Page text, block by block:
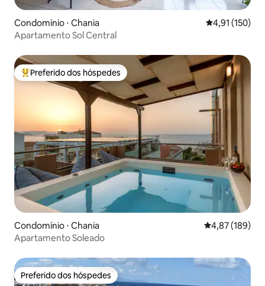
Condomínio ⋅ Chania 4,91 de uma
4,91 (150)
Apartamento Sol Central
Entre os melhores preferidos dos hóspedes
Preferido dos hóspedes
Condomínio ⋅ Chania 4,87 de uma
4,87 (189)
Apartamento Soleado
Preferido dos hóspedes
Preferido dos hóspedes